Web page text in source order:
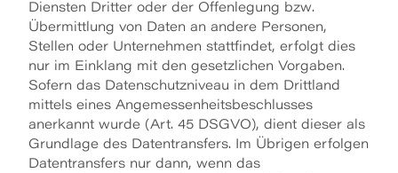
Diensten Dritter oder der Offenlegung bzw.
Übermittlung von Daten an andere Personen,
Stellen oder Unternehmen stattfindet, erfolgt dies
nur im Einklang mit den gesetzlichen Vorgaben.
Sofern das Datenschutzniveau in dem Drittland
mittels eines Angemessenheitsbeschlusses
anerkannt wurde (Art. 45 DSGVO), dient dieser als
Grundlage des Datentransfers. Im Übrigen erfolgen
Datentransfers nur dann, wenn das